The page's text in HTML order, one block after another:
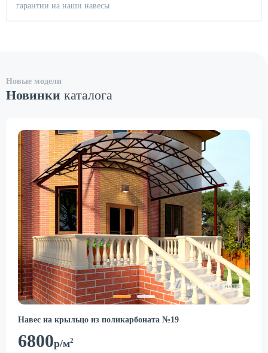
гарантии на наши навесы
Новые модели
Новинки каталога
Навес на крыльцо из поликарбоната №19
6800р/м2